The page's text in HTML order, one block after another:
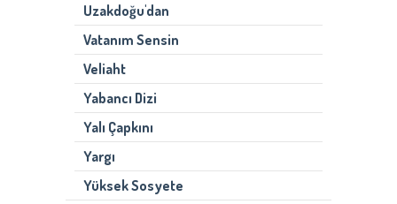
Uzakdoğu'dan
Vatanım Sensin
Veliaht
Yabancı Dizi
Yalı Çapkını
Yargı
Yüksek Sosyete